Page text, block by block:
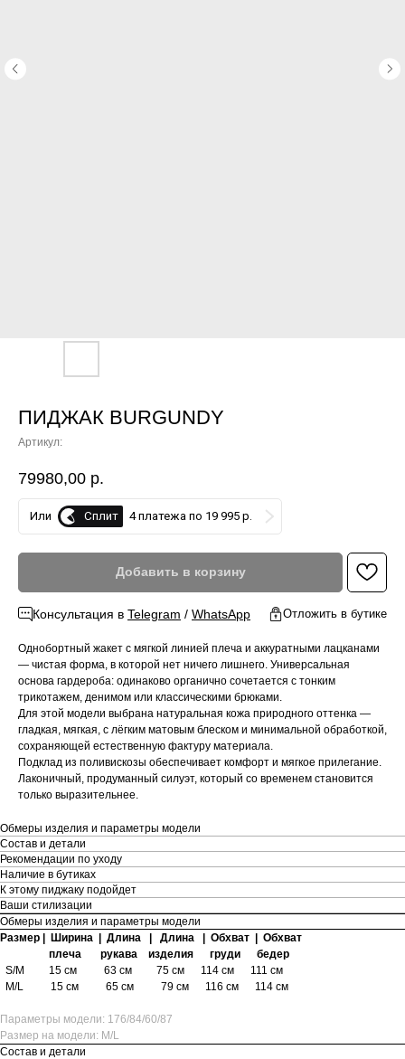
ПИДЖАК BURGUNDY
Артикул:
79980,00 р.
Или Сплит 4 платежа по 19 995 р.
Добавить в корзину
Консультация в Telegram / WhatsApp Отложить в бутике
Однобортный жакет с мягкой линией плеча и аккуратными лацканами
— чистая форма, в которой нет ничего лишнего. Универсальная
основа гардероба: одинаково органично сочетается с тонким
трикотажем, денимом или классическими брюками.
Для этой модели выбрана натуральная кожа природного оттенка —
гладкая, мягкая, с лёгким матовым блеском и минимальной обработкой,
сохраняющей естественную фактуру материала.
Подклад из поливискозы обеспечивает комфорт и мягкое прилегание.
Лаконичный, продуманный силуэт, который со временем становится
только выразительнее.
Обмеры изделия и параметры модели
Состав и детали
Рекомендации по уходу
Наличие в бутиках
К этому пиджаку подойдет
Ваши стилизации
Обмеры изделия и параметры модели
Размер | Ширина | Длина | Длина | Обхват | Обхват
плеча рукава
изделия
груди бедер
S/M 15 см 63 см 75 см 114 см 111 см
M/L 15 см 65 см 79 см 116 см 114 см
Параметры модели: 176/84/60/87
Размер на модели: M/L
Состав и детали